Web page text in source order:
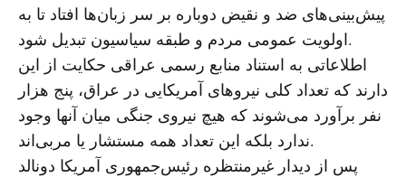
پیش‌بینی‌های ضد و نقیض دوباره بر سر زبان‌ها افتاد تا به
اولویت عمومی مردم و طبقه سیاسیون تبدیل شود.
اطلاعاتی به استناد منابع رسمی عراقی حکایت از این
دارند که تعداد کلی نیروهای آمریکایی در عراق، پنج هزار
نفر برآورد می‌شوند که هیچ نیروی جنگی میان آنها وجود
ندارد بلکه این تعداد همه مستشار یا مربی‌اند.
پس از دیدار غیرمنتظره رئیس‌جمهوری آمریکا دونالد